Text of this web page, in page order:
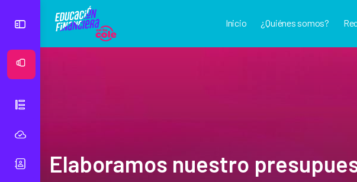
Inicio ¿Quiénes somos?
Elaboramos nuestro